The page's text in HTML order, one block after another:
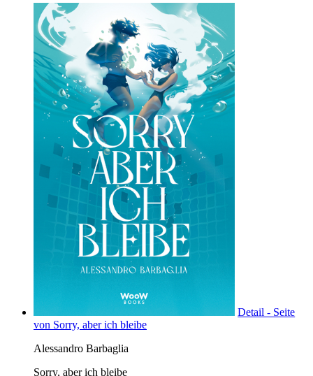
Detail - Seite
von Sorry, aber ich bleibe
Alessandro Barbaglia
Sorry, aber ich bleibe